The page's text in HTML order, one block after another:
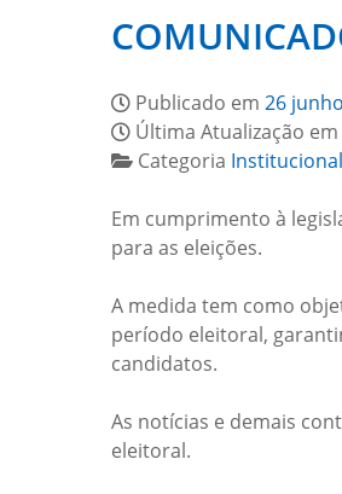
Publicado em 26
Última Atualização em
Categoria Institucional
Em cumprimento à
para as eleições.
A medida tem como
período eleitoral,
candidatos.
As notícias e demais
eleitoral.